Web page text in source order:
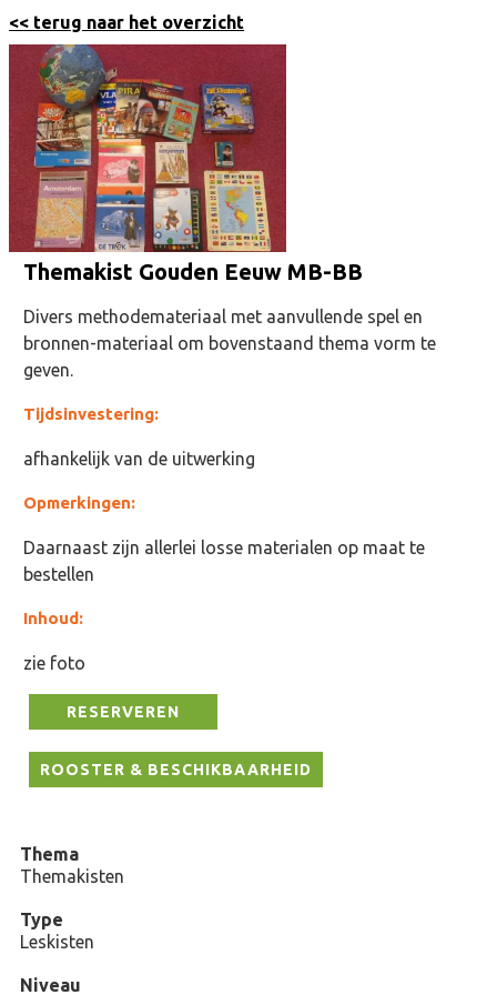
<< terug naar het overzicht
Themakist Gouden Eeuw MB-BB
Divers methodemateriaal met aanvullende spel en
bronnen-materiaal om bovenstaand thema vorm te
geven.
Tijdsinvestering:
afhankelijk van de uitwerking
Opmerkingen:
Daarnaast zijn allerlei losse materialen op maat te
bestellen
Inhoud:
zie foto
RESERVEREN
ROOSTER & BESCHIKBAARHEID
Thema
Themakisten
Type
Leskisten
Niveau